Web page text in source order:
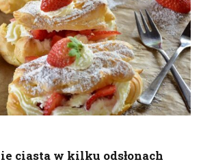
ciasta w kilku odsłonach